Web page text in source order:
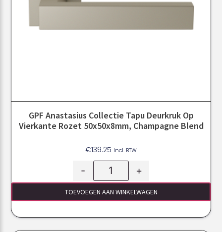
GPF Anastasius Collectie Tapu Deurkruk Op
Vierkante Rozet 50x50x8mm, Champagne Blend
€139.25 Incl. BTW
- +
TOEVOEGEN AAN WINKELWAGEN